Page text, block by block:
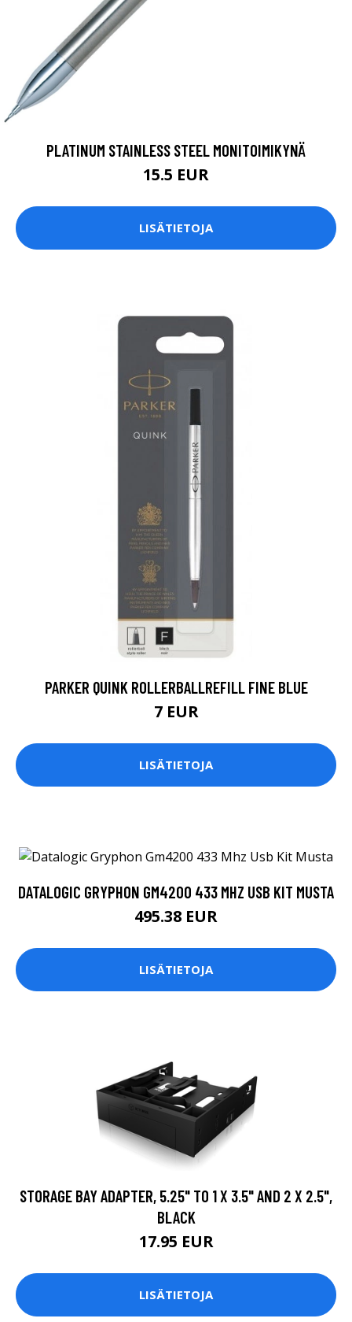
PLATINUM STAINLESS STEEL MONITOIMIKYNÄ
15.5 EUR
LISÄTIETOJA
PARKER QUINK ROLLERBALLREFILL FINE BLUE
7 EUR
LISÄTIETOJA
DATALOGIC GRYPHON GM4200 433 MHZ USB KIT MUSTA
495.38 EUR
LISÄTIETOJA
STORAGE BAY ADAPTER, 5.25" TO 1 X 3.5" AND 2 X 2.5",
BLACK
17.95 EUR
LISÄTIETOJA